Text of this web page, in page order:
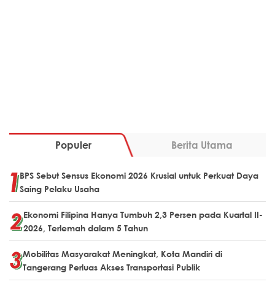
Populer Berita Utama
BPS Sebut Sensus Ekonomi 2026 Krusial untuk Perkuat Daya
Saing Pelaku Usaha
Ekonomi Filipina Hanya Tumbuh 2,3 Persen pada Kuartal II-
2026, Terlemah dalam 5 Tahun
Mobilitas Masyarakat Meningkat, Kota Mandiri di
Tangerang Perluas Akses Transportasi Publik